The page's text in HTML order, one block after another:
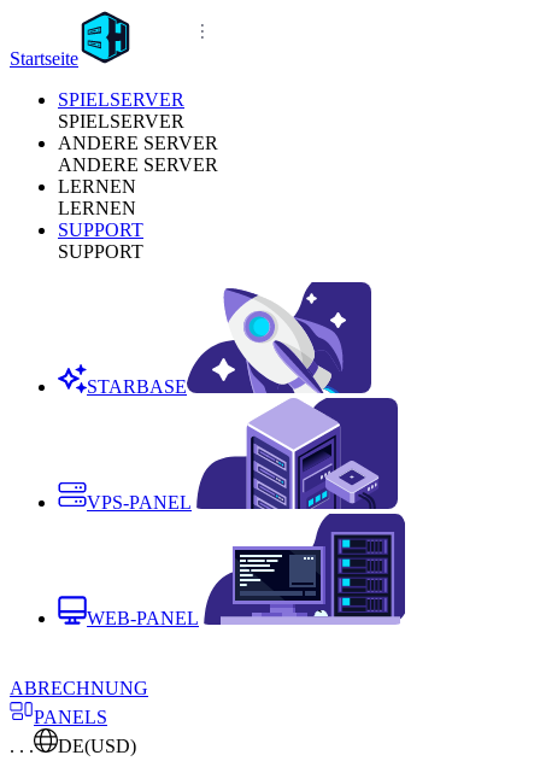
Startseite
SPIELSERVER
SPIELSERVER
ANDERE SERVER
ANDERE SERVER
LERNEN
LERNEN
SUPPORT
SUPPORT
STARBASE
VPS-PANEL
WEB-PANEL
ABRECHNUNG
PANELS
. . .
DE(USD)